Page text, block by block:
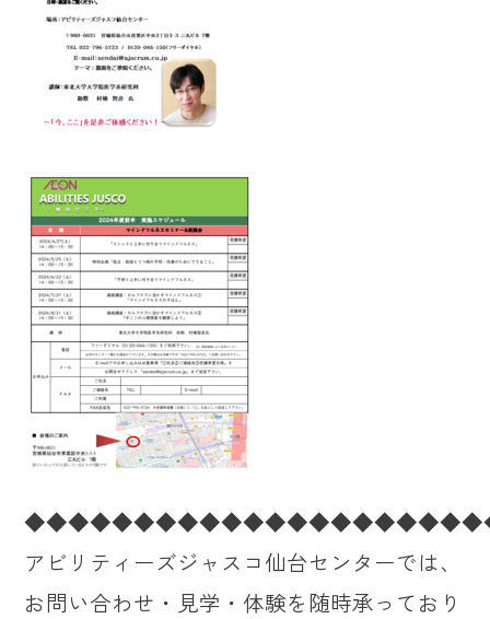
アビリティーズジャスコ仙台センターでは、
お問い合わせ・見学・体験を随時承っており